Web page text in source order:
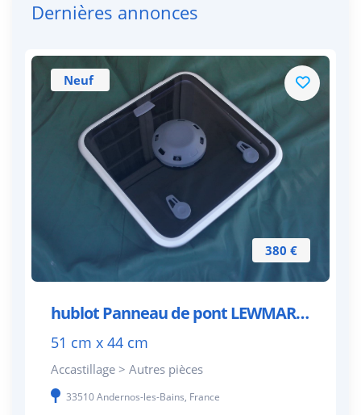
Dernières annonces
380 €
Neuf
hublot Panneau de pont LEWMAR neuf
51 cm x 44 cm
Accastillage > Autres pièces
33510 Andernos-les-Bains, France